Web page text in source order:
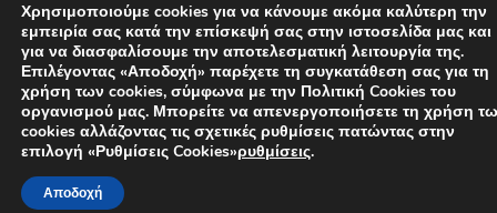
Χρησιμοποιούμε cookies για να κάνουμε ακόμα καλύτερη την
εμπειρία σας κατά την επίσκεψή σας στην ιστοσελίδα μας και
για να διασφαλίσουμε την αποτελεσματική λειτουργία της.
Επιλέγοντας «Αποδοχή» παρέχετε τη συγκατάθεση σας για τη
χρήση των cookies, σύμφωνα με την Πολιτική Cookies του
οργανισμού μας. Μπορείτε να απενεργοποιήσετε τη χρήση
cookies αλλάζοντας τις σχετικές ρυθμίσεις πατώντας στην
επιλογή «Ρυθμίσεις Cookies»ρυθμίσεις.
Αποδοχή